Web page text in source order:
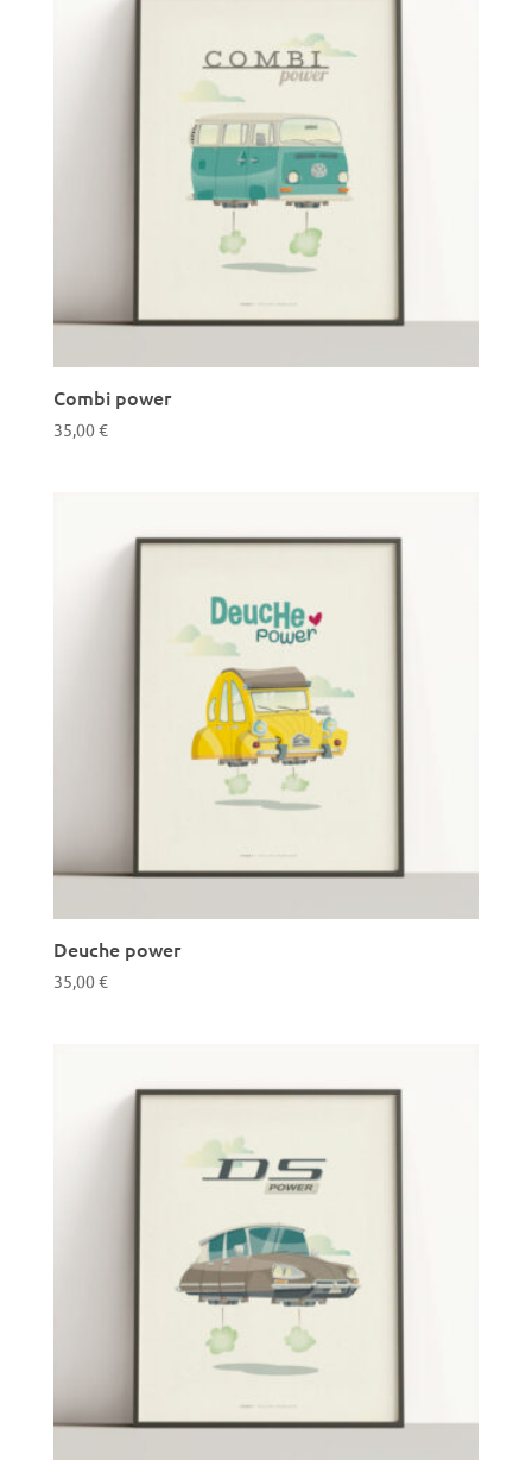
Combi power
35,00€
Deuche power
35,00€